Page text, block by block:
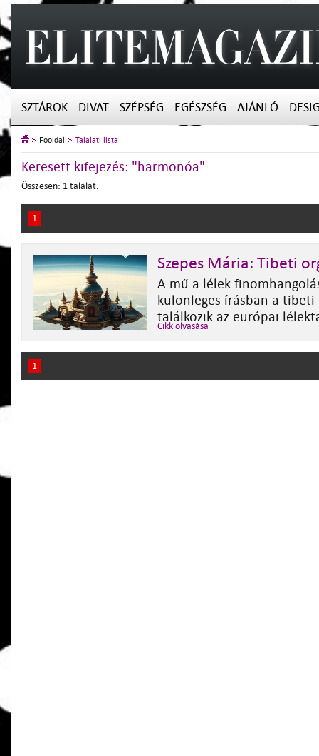
SZTÁROK DIVAT SZÉPSÉG EGÉSZSÉG AJÁNLÓ
Főoldal Találati lista
Keresett kifejezés: "harmonóa"
Összesen: 1 találat.
1
Szepes Mária: Tibeti
A mű a lélek
különleges írásban a tibeti
találkozik az európai
Cikk olvasása
1